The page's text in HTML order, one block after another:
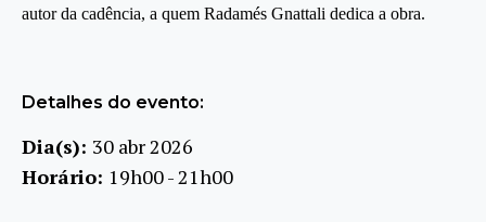
autor da cadência, a quem Radamés Gnattali dedica a obra.
Detalhes do evento:
Dia(s): 30 abr 2026
Horário: 19h00 - 21h00